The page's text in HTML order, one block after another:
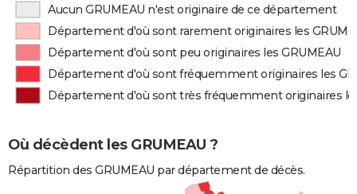
Aucun GRUMEAU n'est originaire de ce département
Département d'où sont rarement originaires les
Département d'où sont peu originaires les GRUMEAU
Département d'où sont fréquemment originaires les
Département d'où sont très fréquemment originaires
Où décèdent les GRUMEAU ?
Répartition des GRUMEAU par département de décès.